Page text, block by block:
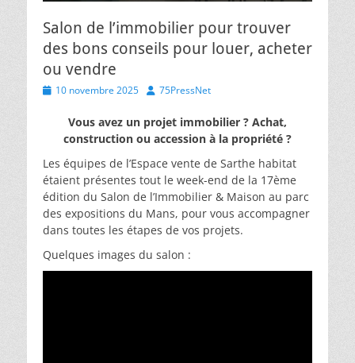
Salon de l’immobilier pour trouver
des bons conseils pour louer, acheter
ou vendre
Posted10 novembre 2025 Author
75PressNet
Vous avez un projet immobilier ? Achat,
construction ou accession à la propriété ?
Les équipes de l’Espace vente de Sarthe habitat
étaient présentes tout le week-end de la 17ème
édition du Salon de l’Immobilier & Maison au parc
des expositions du Mans, pour vous accompagner
dans toutes les étapes de vos projets.
Quelques images du salon :